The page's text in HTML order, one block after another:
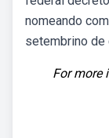
nomeando
setembrino de
For more